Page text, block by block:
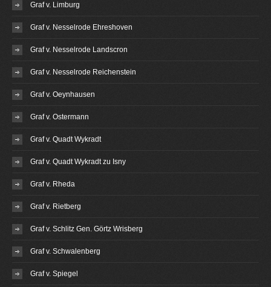
Graf v. Limburg
Graf v. Nesselrode Ehreshoven
Graf v. Nesselrode Landscron
Graf v. Nesselrode Reichenstein
Graf v. Oeynhausen
Graf v. Ostermann
Graf v. Quadt Wykradt
Graf v. Quadt Wykradt zu Isny
Graf v. Rheda
Graf v. Rietberg
Graf v. Schlitz Gen. Görtz Wrisberg
Graf v. Schwalenberg
Graf v. Spiegel